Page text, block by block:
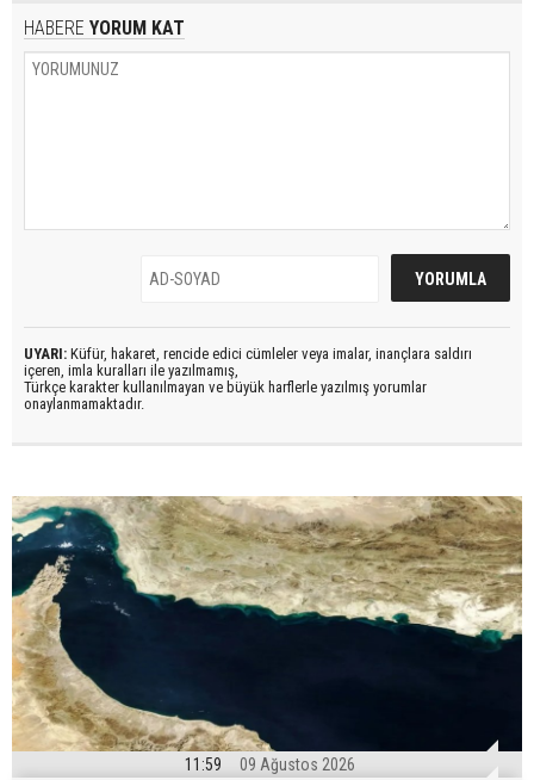
HABERE YORUM KAT
UYARI: Küfür, hakaret, rencide edici cümleler veya imalar, inançlara saldırı
içeren, imla kuralları ile yazılmamış,
Türkçe karakter kullanılmayan ve büyük harflerle yazılmış yorumlar
onaylanmamaktadır.
11:59 09 Ağustos 2026